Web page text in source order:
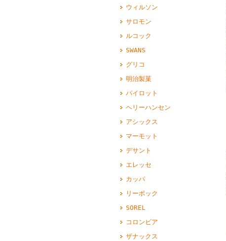
ウィルソン
サロモン
ルコック
SWANS
グリコ
明治製菓
パイロット
ヘリーハンセン
アシックス
マーモット
デサント
エレッセ
カッパ
リーボック
SOREL
コロンビア
ザナックス